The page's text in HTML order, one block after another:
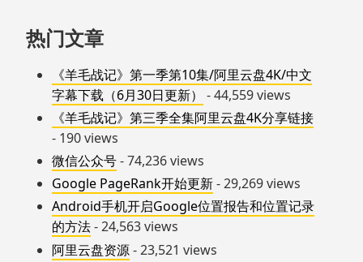
热门文章
《羊毛战记》第一季第10集/阿里云盘4K/中文
字幕下载（6月30日更新）
- 44,559 views
《羊毛战记》第三季全集阿里云盘4K分享链接
- 190 views
微信公众号- 74,236 views
Google PageRank开始更新- 29,269 views
Android手机开启Google位置报告和位置记录
的方法- 24,563 views
阿里云盘资源- 23,521 views